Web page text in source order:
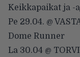
Keikkapaikat ja -
Pe 29.04. @
Dome Runner
La 30.04 @